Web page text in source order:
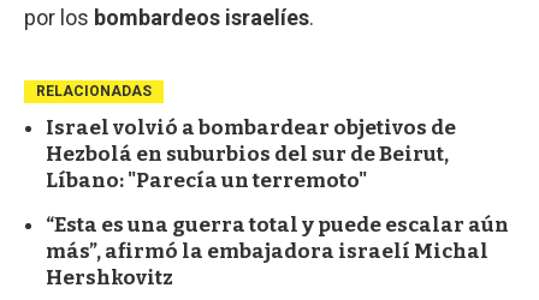
por los bombardeos israelíes.
RELACIONADAS
Israel volvió a bombardear objetivos de
Hezbolá en suburbios del sur de Beirut,
Líbano: "Parecía un terremoto"
“Esta es una guerra total y puede escalar aún
más”, afirmó la embajadora israelí Michal
Hershkovitz